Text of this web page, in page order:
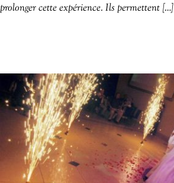
prolonger cette expérience. Ils permettent […]